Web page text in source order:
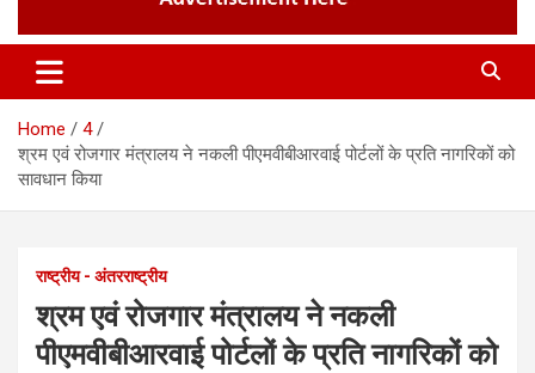
Home
4
श्रम एवं रोजगार मंत्रालय ने नकली पीएमवीबीआरवाई पोर्टलों के प्रति नागरिकों को
सावधान किया
राष्ट्रीय - अंतरराष्ट्रीय
श्रम एवं रोजगार मंत्रालय ने नकली
पीएमवीबीआरवाई पोर्टलों के प्रति नागरिकों को